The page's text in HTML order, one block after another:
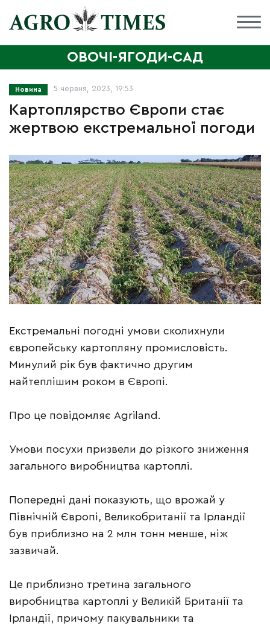
ОВОЧІ-ЯГОДИ-САД
Новина 5 червня, 2023, 19:53
Картоплярство Європи стає
жертвою екстремальної погоди
Екстремальні погодні умови сколихнули
європейську картопляну промисловість.
Минулий рік був фактично другим
найтеплішим роком в Європі.
Про це повідомляє Аgriland.
Умови посухи призвели до різкого зниження
загального виробництва картоплі.
Попередні дані показують, що врожай у
Північній Європі, Великобританії та Ірландії
був приблизно на 2 млн тонн менше, ніж
зазвичай.
Це приблизно третина загального
виробництва картоплі у Великій Британії та
Ірландії, причому пакувальники та